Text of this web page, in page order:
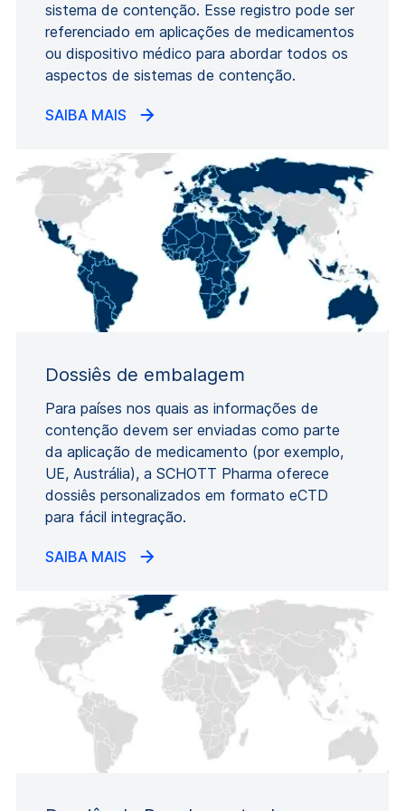
sistema de contenção. Esse registro pode ser
referenciado em aplicações de medicamentos
ou dispositivo médico para abordar todos os
aspectos de sistemas de contenção.
SAIBA MAIS
Dossiês de embalagem
Para países nos quais as informações de
contenção devem ser enviadas como parte
da aplicação de medicamento (por exemplo,
UE, Austrália), a SCHOTT Pharma oferece
dossiês personalizados em formato eCTD
para fácil integração.
SAIBA MAIS